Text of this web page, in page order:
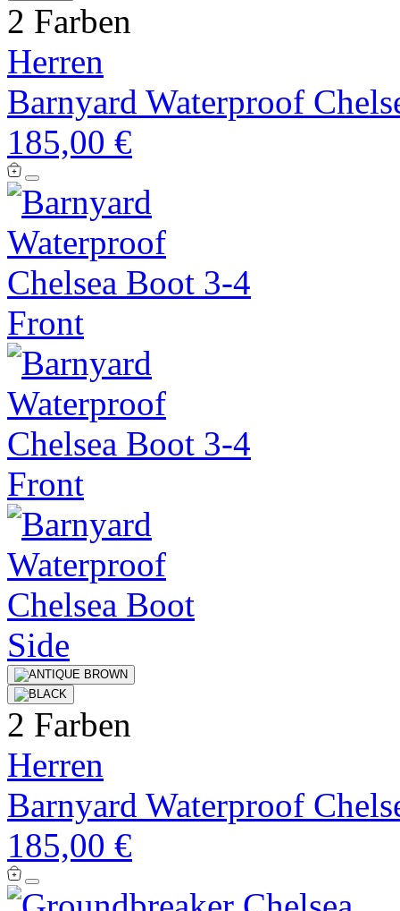
2 Farben
Herren
Barnyard Waterproof
185,00 €
2 Farben
Herren
Barnyard Waterproof
185,00 €